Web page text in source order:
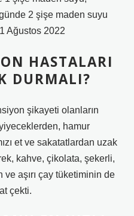
2 şişe maden suyu
Ağustos 2022
HASTALARI
DURMALI?
şikayeti olanların
hamur
et ve sakatatlardan uzak
kahve, çikolata, şekerli,
aşırı çay tüketiminin de
çekti.